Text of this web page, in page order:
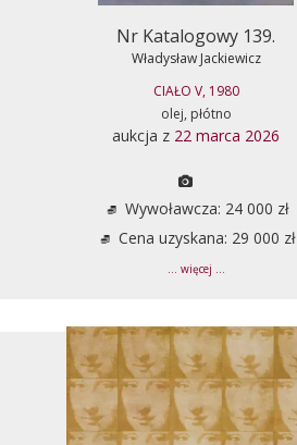
Nr Katalogowy 139.
Władysław Jackiewicz
CIAŁO V, 1980
olej, płótno
aukcja z 22 marca 2026
Wywoławcza: 24 000 zł
Cena uzyskana: 29 000 zł
... więcej ...